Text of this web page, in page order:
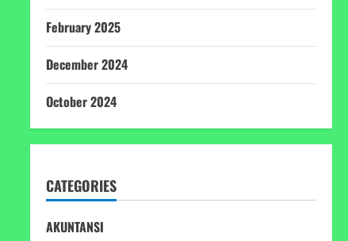
February 2025
December 2024
October 2024
CATEGORIES
AKUNTANSI